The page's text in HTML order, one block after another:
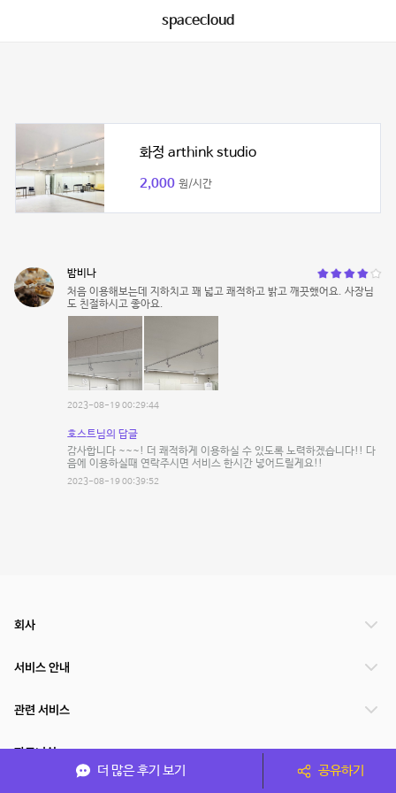
spacecloud
화정 arthink studio
2,000 원/시간
밤비나
처음 이용해보는데 지하치고 꽤 넓고 쾌적하고 밝고 깨끗했어요. 사장님
도 친절하시고 좋아요.
2023-08-19 00:29:44
호스트님의 답글
감사합니다 ~~~! 더 쾌적하게 이용하실 수 있도록 노력하겠습니다!! 다
음에 이용하실때 연락주시면 서비스 한시간 넣어드릴게요!!
2023-08-19 00:39:52
더 많은 후기 보기 공유하기
회사
서비스 안내
관련 서비스
파트너쉽